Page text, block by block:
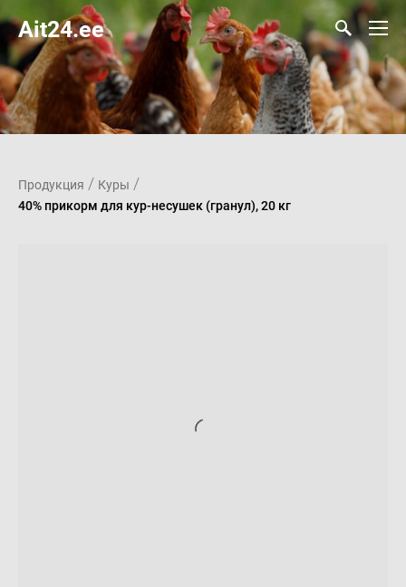
Ait24.ee
Продукция / Куры /
40% прикорм для кур-несушек (гранул), 20 кг